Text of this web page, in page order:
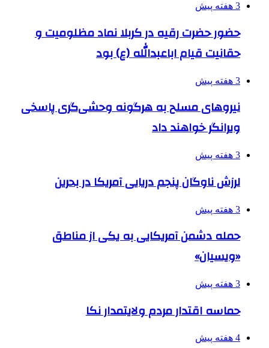
3 هفته پیش
حضور حضرت رقیه در کربلا نماد مظلومیت و
حقانیت قیام اباعبدالله (ع) بود
3 هفته پیش
نیروهای مسلح به هرگونه وحشی‌گری پاسخی
ویرانگر خواهند داد
3 هفته پیش
لرزش ناوگان پنجم دریایی آمریکا در بحرین
3 هفته پیش
حمله دشمن آمریکایی به یکی از مناطق
«ویسیان»
3 هفته پیش
حماسه اقتدار مردم ولایتمدار نکا
4 هفته پیش